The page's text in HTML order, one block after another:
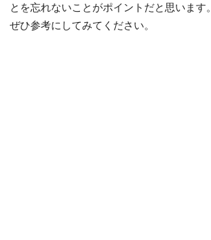
とを忘れないことがポイントだと思います。
ぜひ参考にしてみてください。